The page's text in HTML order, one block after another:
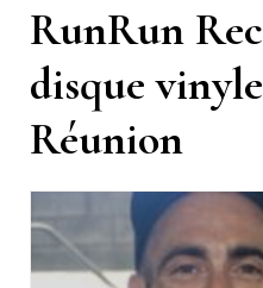
RunRun
disque
Réunion